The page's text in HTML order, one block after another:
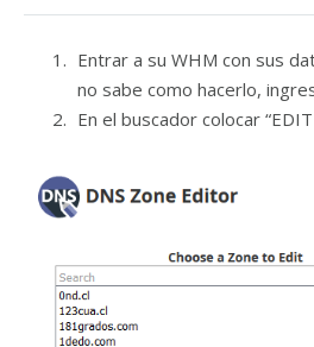
Entrar a su WHM con sus
no sabe como hacerlo,
En el buscador colocar